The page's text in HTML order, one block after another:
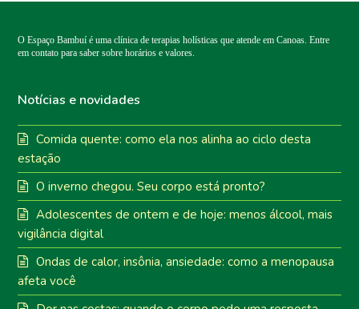
O Espaço Bambuí é uma clínica de terapias holísticas que atende em Canoas. Entre
em contato para saber sobre horários e valores.
Notícias e novidades
Comida quente: como ela nos alinha ao ciclo desta
estação
O inverno chegou. Seu corpo está pronto?
Adolescentes de ontem e de hoje: menos álcool, mais
vigilância digital
Ondas de calor, insônia, ansiedade: como a menopausa
afeta você